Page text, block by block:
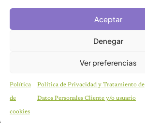
Aceptar
Denegar
Ver preferencias
Política
de
cookies
Política de Privacidad y Tratamiento de
Datos Personales Cliente y/o usuario
Política de Privacidad
Terms and Conditions